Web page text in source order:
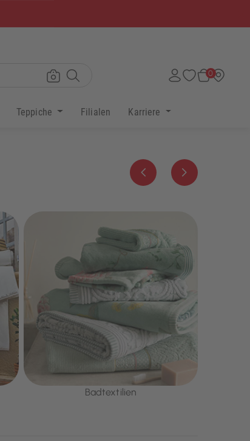
0
Teppiche Filialen Karriere
Zurück Weiter
Badtextilien